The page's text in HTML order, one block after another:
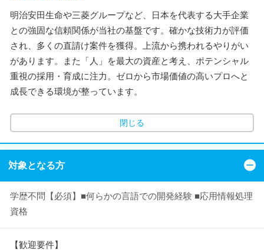
明治安田生命や三菱グループなど、日本を代表する大手企業
との強固な信頼関係が当社の基盤です。確かな技術力が評価
され、多くの直請け案件を獲得。上流から携われるやりがい
があります。また「人」を最大の資産と考え、ポテンシャル
重視の採用・育成に注力。ゼロから市場価値の高いプロへと
成長できる環境が整っています。
閉じる
対象となる方
学歴不問【必須】■何らかの言語での開発経験 ■応用情報処理
資格
【歓迎要件】